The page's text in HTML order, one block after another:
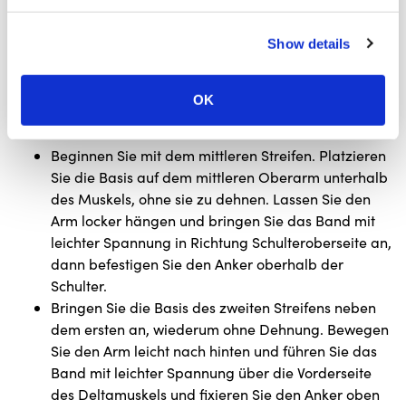
Show details
OK
Beginnen Sie mit dem mittleren Streifen. Platzieren
Sie die Basis auf dem mittleren Oberarm unterhalb
des Muskels, ohne sie zu dehnen. Lassen Sie den
Arm locker hängen und bringen Sie das Band mit
leichter Spannung in Richtung Schulteroberseite an,
dann befestigen Sie den Anker oberhalb der
Schulter.
Bringen Sie die Basis des zweiten Streifens neben
dem ersten an, wiederum ohne Dehnung. Bewegen
Sie den Arm leicht nach hinten und führen Sie das
Band mit leichter Spannung über die Vorderseite
des Deltamuskels und fixieren Sie den Anker oben